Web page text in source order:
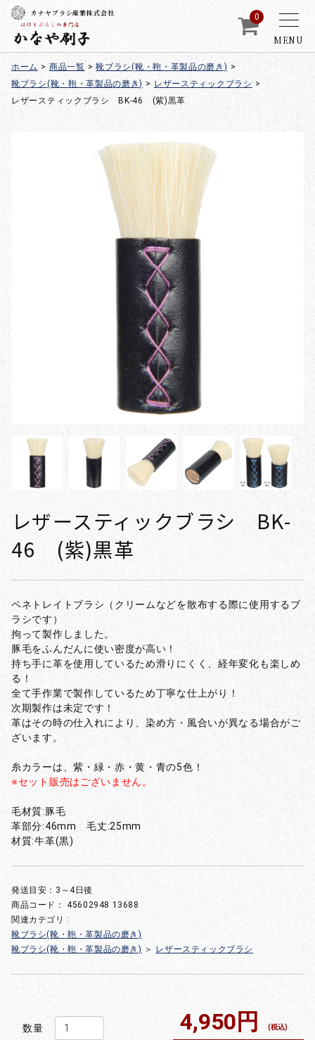
MENU
カナヤブラシ産業株式会社 0
ホーム > 商品一覧 > 靴ブラシ(靴・鞄・革製品の磨き) >
靴ブラシ(靴・鞄・革製品の磨き) > レザースティックブラシ >
レザースティックブラシ BK-46 (紫)黒革
レザースティックブラシ BK-
46 (紫)黒革
ペネトレイトブラシ（クリームなどを散布する際に使用するブ
ラシです）
拘って製作しました。
豚毛をふんだんに使い密度が高い！
持ち手に革を使用しているため滑りにくく、経年変化も楽しめ
る！
全て手作業で製作しているため丁寧な仕上がり！
次期製作は未定です！
革はその時の仕入れにより、染め方・風合いが異なる場合がご
ざいます。
糸カラーは、紫・緑・赤・黄・青の5色！
※セット販売はございません。
毛材質:豚毛
革部分:46mm 毛丈:25mm
材質:牛革(黒)
発送目安：3～4日後
商品コード：45602948 13688
関連カテゴリ :
靴ブラシ(靴・鞄・革製品の磨き)
靴ブラシ(靴・鞄・革製品の磨き) ＞ レザースティックブラシ
数量 4,950円 (税込)